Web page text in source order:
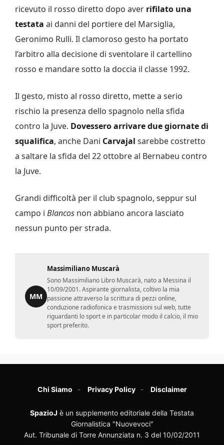
ricevuto il rosso diretto dopo aver rifilato una
testata ai danni del portiere del Marsiglia,
Geronimo Rulli. Il clamoroso gesto ha portato
l’arbitro alla decisione di sventolare il cartellino
rosso e mandare sotto la doccia il classe 1992.
Il gesto, misto al rosso diretto, mette a serio
rischio la presenza dello spagnolo nella sfida
contro la Juve. Dovessero arrivare due giornate di
squalifica, anche Dani Carvajal sarebbe costretto
a saltare la sfida del 22 ottobre al Bernabeu contro
la Juve.
Grandi difficoltà per il club spagnolo, seppur sul
campo i Blancos non abbiano ancora lasciato
nessun punto per strada.
MM
Massimiliano Muscarà
Sono Massimiliano Libro Muscarà, nato a Messina il
10/09/2001. Aspirante giornalista, coltivo la mia
passione attraverso la scrittura di pezzi online,
conduzione radiofonica e trasmissioni sul web, tutte
riguardanti lo sport e in particolar modo il calcio, il mio
sport preferito.
Chi Siamo Privacy Policy Disclaimer
SpazioJ è un supplemento editoriale della Testata
Giornalistica "Nuovevoci"
Aut. Tribunale di Torre Annunziata n. 3 del 10/02/2011